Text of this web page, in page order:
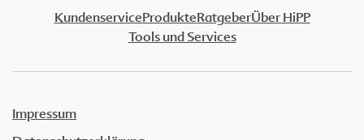
KundenserviceProdukteRatgeberÜber HiPP
Tools und Services
Impressum